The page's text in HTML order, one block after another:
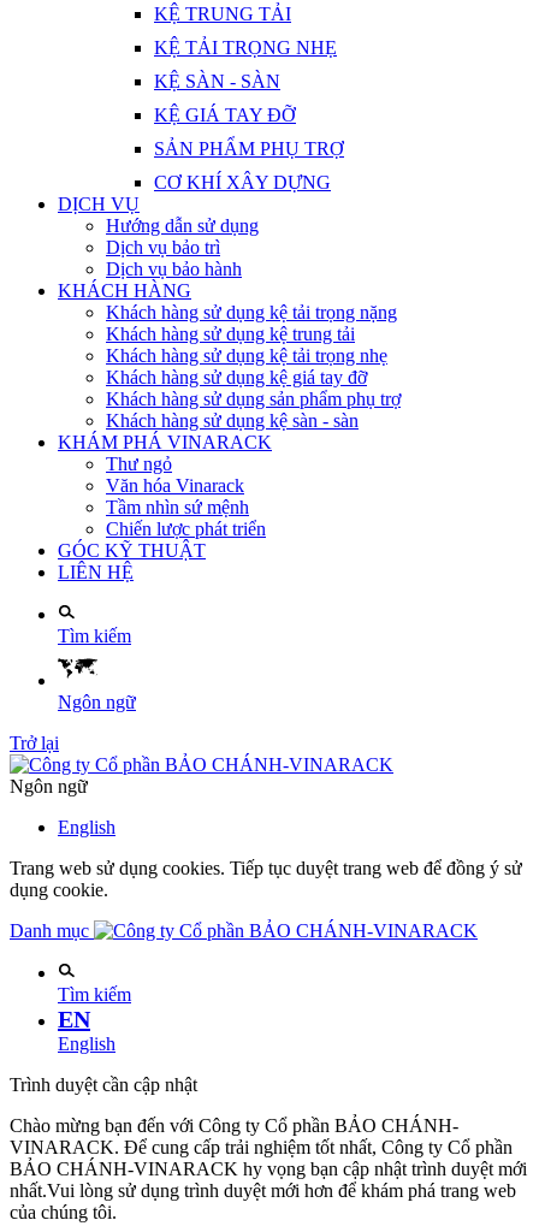
KỆ TRUNG TẢI
KỆ TẢI TRỌNG NHẸ
KỆ SÀN - SÀN
KỆ GIÁ TAY ĐỠ
SẢN PHẨM PHỤ TRỢ
CƠ KHÍ XÂY DỰNG
DỊCH VỤ
Hướng dẫn sử dụng
Dịch vụ bảo trì
Dịch vụ bảo hành
KHÁCH HÀNG
Khách hàng sử dụng kệ tải trọng nặng
Khách hàng sử dụng kệ trung tải
Khách hàng sử dụng kệ tải trọng nhẹ
Khách hàng sử dụng kệ giá tay đỡ
Khách hàng sử dụng sản phẩm phụ trợ
Khách hàng sử dụng kệ sàn - sàn
KHÁM PHÁ VINARACK
Thư ngỏ
Văn hóa Vinarack
Tầm nhìn sứ mệnh
Chiến lược phát triển
GÓC KỸ THUẬT
LIÊN HỆ
Tìm kiếm
Ngôn ngữ
Trở lại
Ngôn ngữ
English
Trang web sử dụng cookies. Tiếp tục duyệt trang web để đồng ý sử
dụng cookie.
Danh mục
Tìm kiếm
EN
English
Trình duyệt cần cập nhật
Chào mừng bạn đến với Công ty Cổ phần BẢO CHÁNH-
VINARACK. Để cung cấp trải nghiệm tốt nhất, Công ty Cổ phần
BẢO CHÁNH-VINARACK hy vọng bạn cập nhật trình duyệt mới
nhất.Vui lòng sử dụng trình duyệt mới hơn để khám phá trang web
của chúng tôi.